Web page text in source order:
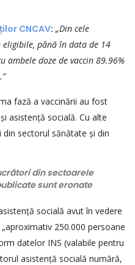
ților CNCAV: „Din cele
până în data de 14
ambele doze de vaccin 89.96%
fază a vaccinării au fost
asistență socială. Cu alte
sectorul sănătate și din
din sectoarele
sunt eronate
socială avut în vedere
250.000 persoane
datelor INS (valabile pentru
asistență socială numără,